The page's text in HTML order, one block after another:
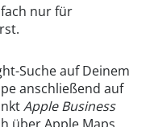
nur für
Suche auf Deinem
anschließend auf
Apple Business